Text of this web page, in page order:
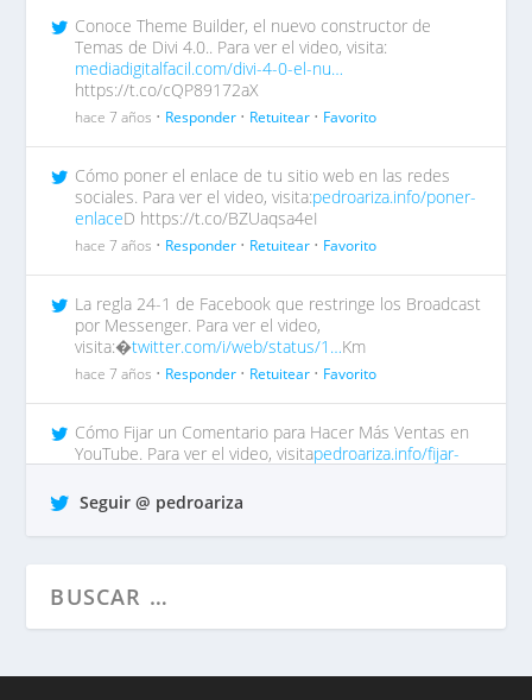
Conoce Theme Builder, el nuevo constructor de
Temas de Divi 4.0.. Para ver el video, visita:
mediadigitalfacil.com/divi-4-0-el-nu…
https://t.co/cQP89172aX
hace 7 años • Responder • Retuitear • Favorito
Cómo poner el enlace de tu sitio web en las redes
sociales. Para ver el video, visita:pedroariza.info/poner-
enlaceD https://t.co/BZUaqsa4eI
hace 7 años • Responder • Retuitear • Favorito
La regla 24-1 de Facebook que restringe los Broadcast
por Messenger. Para ver el video,
visita:�twitter.com/i/web/status/1…Km
hace 7 años • Responder • Retuitear • Favorito
Cómo Fijar un Comentario para Hacer Más Ventas en
YouTube. Para ver el video, visitapedroariza.info/fijar-
hace 7 años •Responder•
Seguir @ pedroariza